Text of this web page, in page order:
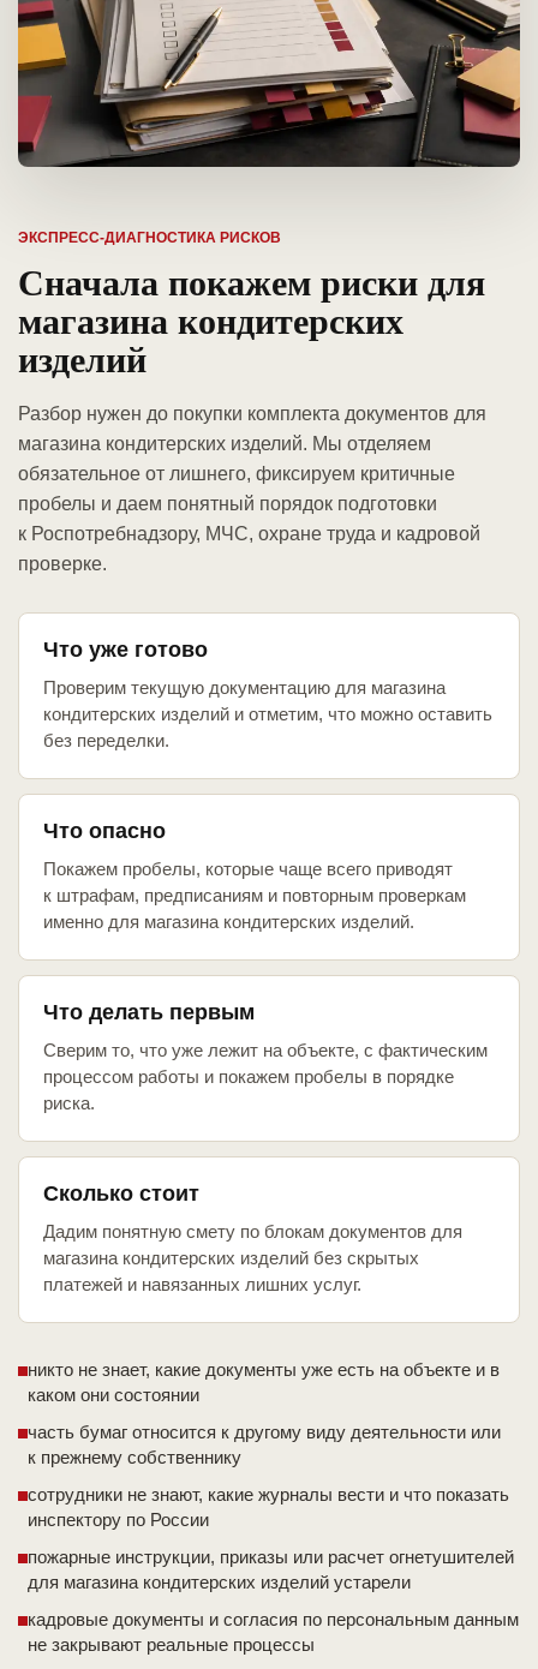
ЭКСПРЕСС-ДИАГНОСТИКА РИСКОВ
Сначала покажем риски для
магазина кондитерских
изделий
Разбор нужен до покупки комплекта документов для
магазина кондитерских изделий. Мы отделяем
обязательное от лишнего, фиксируем критичные
пробелы и даем понятный порядок подготовки
к Роспотребнадзору, МЧС, охране труда и кадровой
проверке.
Что уже готово
Проверим текущую документацию для магазина
кондитерских изделий и отметим, что можно оставить
без переделки.
Что опасно
Покажем пробелы, которые чаще всего приводят
к штрафам, предписаниям и повторным проверкам
именно для магазина кондитерских изделий.
Что делать первым
Сверим то, что уже лежит на объекте, с фактическим
процессом работы и покажем пробелы в порядке
риска.
Сколько стоит
Дадим понятную смету по блокам документов для
магазина кондитерских изделий без скрытых
платежей и навязанных лишних услуг.
никто не знает, какие документы уже есть на объекте и в
каком они состоянии
часть бумаг относится к другому виду деятельности или
к прежнему собственнику
сотрудники не знают, какие журналы вести и что показать
инспектору по России
пожарные инструкции, приказы или расчет огнетушителей
для магазина кондитерских изделий устарели
кадровые документы и согласия по персональным данным
не закрывают реальные процессы